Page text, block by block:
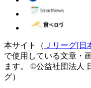
本サイト（ Ｊリーグ[日
で使用している文章・
ます。
©公益社団法人
グ）